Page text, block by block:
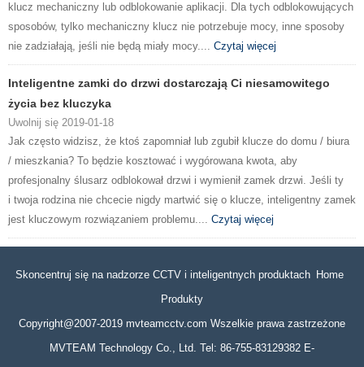
klucz mechaniczny lub odblokowanie aplikacji. Dla tych odblokowujących
sposobów, tylko mechaniczny klucz nie potrzebuje mocy, inne sposoby
nie zadziałają, jeśli nie będą miały mocy.... Czytaj więcej
Inteligentne zamki do drzwi dostarczają Ci niesamowitego
życia bez kluczyka
Uwolnij się 2019-01-18
Jak często widzisz, że ktoś zapomniał lub zgubił klucze do domu / biura
/ mieszkania? To będzie kosztować i wygórowana kwota, aby
profesjonalny ślusarz odblokował drzwi i wymienił zamek drzwi. Jeśli ty
i twoja rodzina nie chcecie nigdy martwić się o klucze, inteligentny zamek
jest kluczowym rozwiązaniem problemu.... Czytaj więcej
Skoncentruj się na nadzorze CCTV i inteligentnych produktach Home
Produkty
Copyright@2007-2019 mvteamcctv.com Wszelkie prawa zastrzeżone
MVTEAM Technology Co., Ltd. Tel: 86-755-83129382 E-